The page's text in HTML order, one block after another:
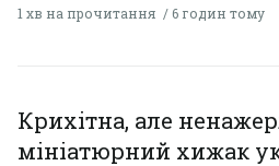
1 хв на прочитання 6 годин тому
Крихітна, але
мініатюрний хижак